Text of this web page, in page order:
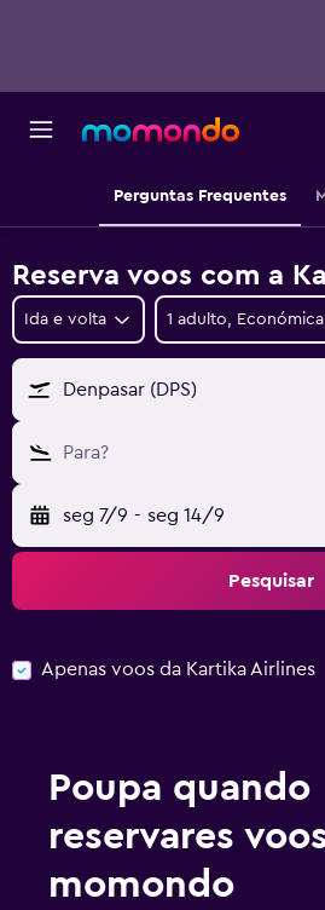
Perguntas Frequentes
Reserva voos com a
Ida e volta 1 adulto,
Denpasar (DPS)
Para?
seg 7/9 - seg 14/9
Pesquisar
Apenas voos da Kartika Airlines
Poupa quando
reservares
momondo